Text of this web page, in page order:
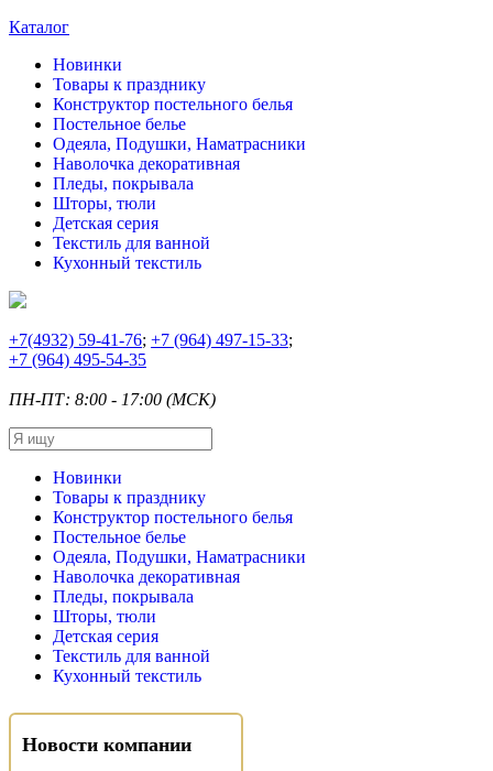
Каталог
Новинки
Товары к празднику
Конструктор постельного белья
Постельное белье
Одеяла, Подушки, Наматрасники
Наволочка декоративная
Пледы, покрывала
Шторы, тюли
Детская серия
Текстиль для ванной
Кухонный текстиль
+7(4932) 59-41-76; +7 (964) 497-15-33;
+7 (964) 495-54-35
ПН-ПТ: 8:00 - 17:00 (МСК)
Новинки
Товары к празднику
Конструктор постельного белья
Постельное белье
Одеяла, Подушки, Наматрасники
Наволочка декоративная
Пледы, покрывала
Шторы, тюли
Детская серия
Текстиль для ванной
Кухонный текстиль
Новости компании